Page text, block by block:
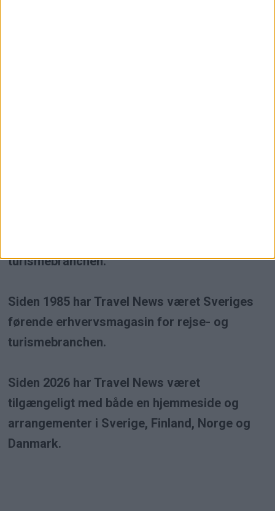
turismebranchen.
Siden 1985 har Travel News været Sveriges
førende erhvervsmagasin for rejse- og
turismebranchen.
Siden 2026 har Travel News været
tilgængeligt med både en hjemmeside og
arrangementer i Sverige, Finland, Norge og
Danmark.